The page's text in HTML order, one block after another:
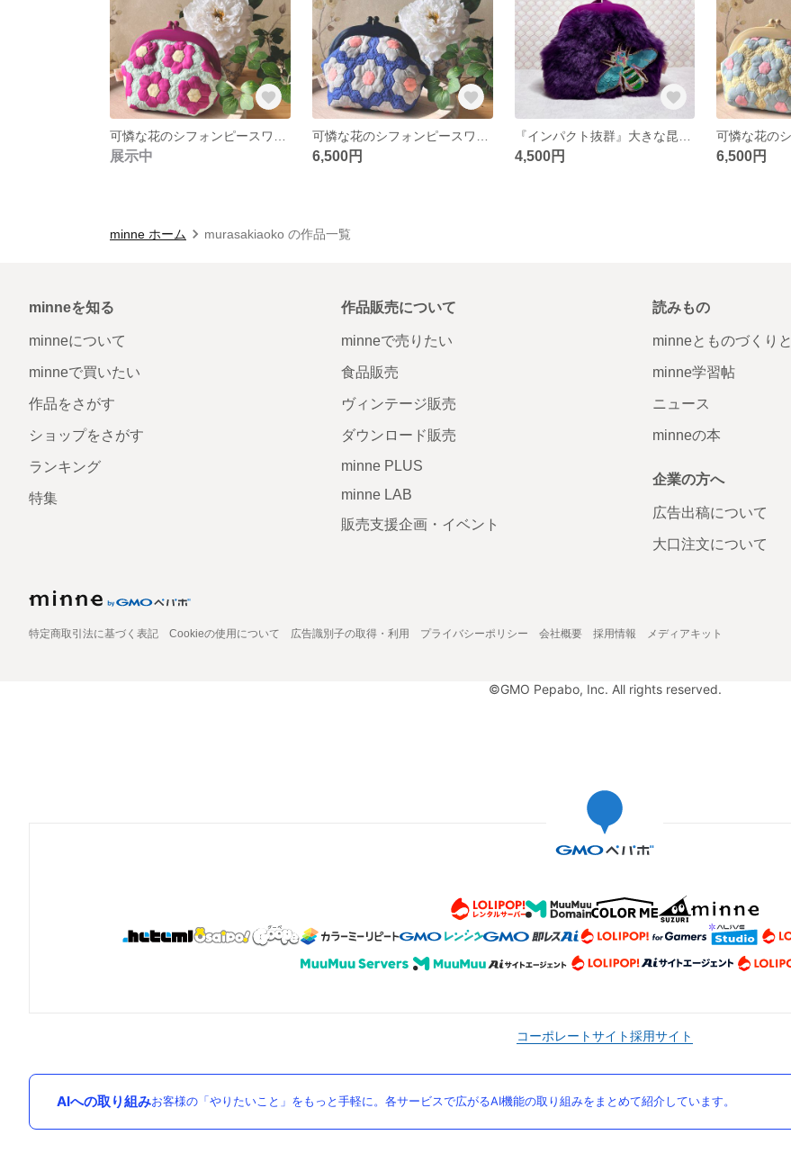
展示中 6,500円 4,500円 6,500円
minne ホーム murasakiaoko の作品一覧
minneを知る
minneについて
minneで買いたい
作品をさがす
ショップをさがす
ランキング
特集
作品販売について
minneで売りたい
食品販売
ヴィンテージ販売
ダウンロード販売
minne PLUS
minne LAB
販売支援企画・イベント
読みもの
minneとものづくりと
minne学習帖
ニュース
minneの本
企業の方へ
広告出稿について
大口注文について
特定商取引法に基づく表記 Cookieの使用について 広告識別子の取得・利用 プライバシーポリシー 会社概要 採用情報 メディアキット
©GMO Pepabo, Inc. All rights reserved.
コーポレートサイト採用サイト
AIへの取り組みお客様の「やりたいこと」をもっと手軽に。各サービスで広がるAI機能の取り組みをまとめて紹介しています。